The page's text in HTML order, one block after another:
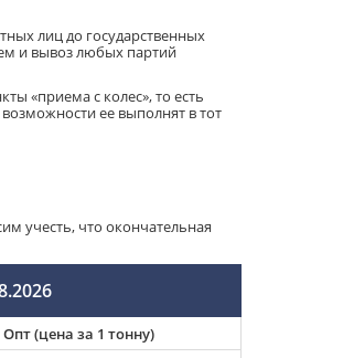
лиц до государственных
и вывоз любых партий
«приема с колес», то есть
ее выполнят в тот
учесть, что окончательная
Опт (цена за 1 тонну)